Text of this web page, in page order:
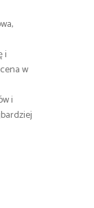
i
w
i